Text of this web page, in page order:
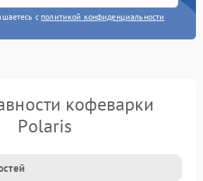
с политикой конфиденциальности
кофеварки
Polaris